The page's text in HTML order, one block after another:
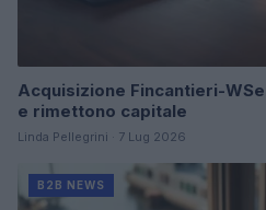
Acquisizione Fincantieri-
e rimettono capitale
Linda Pellegrini · 7 Lug 2026
B2B NEWS